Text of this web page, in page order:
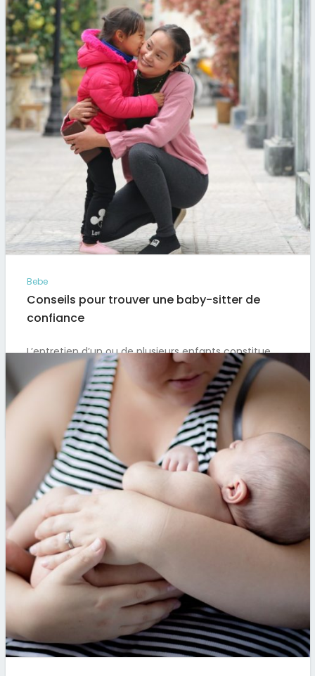
Par Artus
Bebe
Conseils pour trouver une baby-sitter de
confiance
L’entretien d’un ou de plusieurs enfants constitue
une tâche à part entière. Ce qui veut dire qu’il est
nécessaire…